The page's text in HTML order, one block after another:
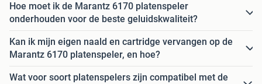
Hoe moet ik de Marantz 6170 platenspeler
onderhouden voor de beste geluidskwaliteit?
Kan ik mijn eigen naald en cartridge vervangen op de
Marantz 6170 platenspeler, en hoe?
Wat voor soort platenspelers zijn compatibel met de